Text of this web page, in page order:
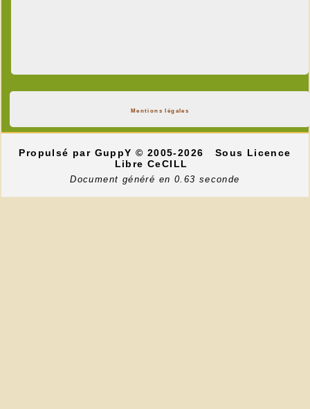
Mentions légales
Propulsé par GuppY© 2005-2026
Sous Licence
Libre CeCILL
Document généré en 0.63 seconde